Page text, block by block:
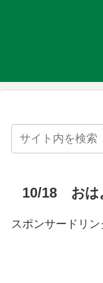
10/18 おは
スポンサードリン